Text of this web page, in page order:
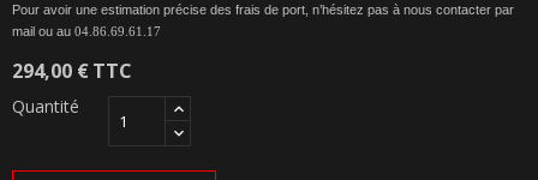
Pour avoir une estimation précise des frais de port, n’hésitez pas à nous contacter par
mail ou au 04.86.69.61.17
294,00 €TTC
Quantité